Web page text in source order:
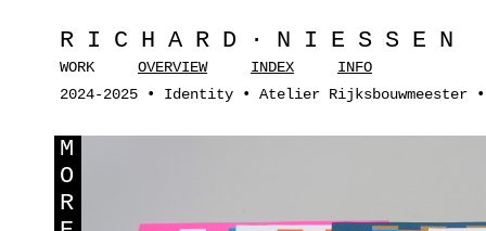
RICHARD·NIESSEN
WORK OVERVIEW INDEX
INFO
2024-2025 • Identity • Atelier Rijksbouwmeester
M
O
R